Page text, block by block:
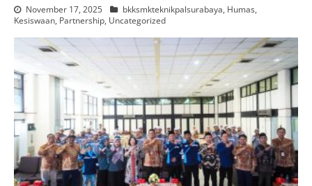
November 17, 2025 bkksmkteknikpalsurabaya, Humas,
Kesiswaan, Partnership, Uncategorized